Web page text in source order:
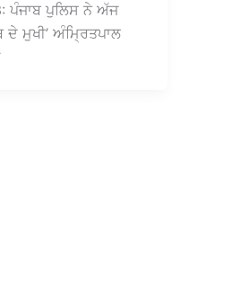
ਪੰਜਾਬ ਪੁਲਿਸ ਨੇ ਅੱਜ
ਦੇ ਮੁਖੀ’ ਅੰਮ੍ਰਿਤਪਾਲ